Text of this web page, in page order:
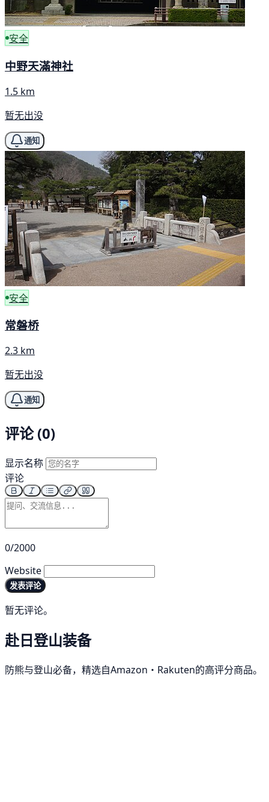
安全
中野天滿神社
1.5 km
暂无出没
通知
安全
常磐桥
2.3 km
暂无出没
通知
评论 (0)
显示名称
评论
0/2000
Website
发表评论
暂无评论。
赴日登山装备
防熊与登山必备，精选自Amazon・Rakuten的高评分商品。